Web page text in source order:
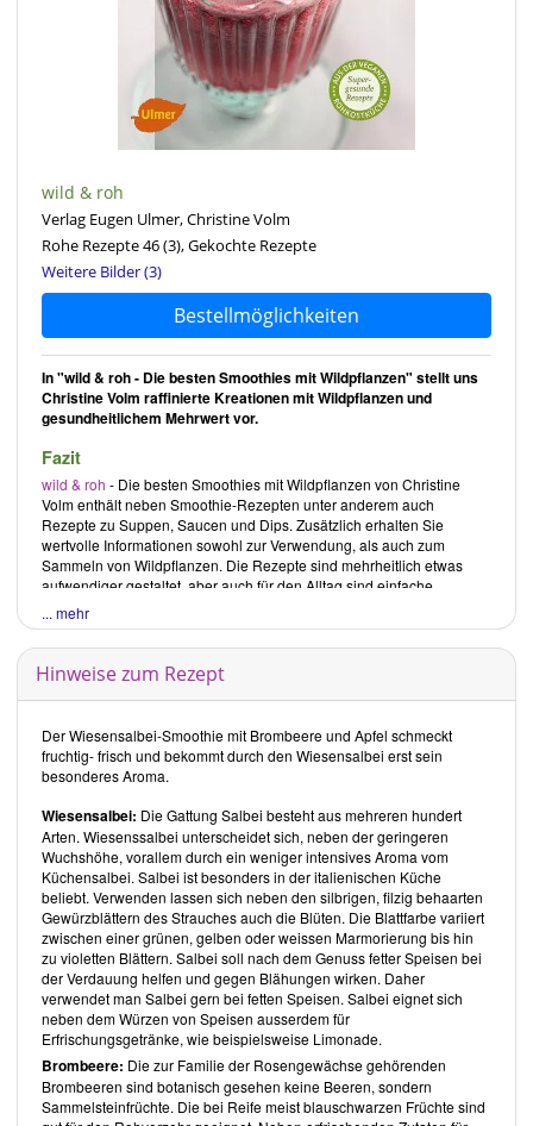
wild & roh
Verlag Eugen Ulmer, Christine Volm
Rohe Rezepte 46(3), Gekochte Rezepte
Weitere Bilder (3)
Bestellmöglichkeiten
In "wild & roh - Die besten Smoothies mit Wildpflanzen" stellt uns
Christine Volm raffinierte Kreationen mit Wildpflanzen und
gesundheitlichem Mehrwert vor.
Fazit
wild & roh - Die besten Smoothies mit Wildpflanzen von Christine
Volmenthält neben Smoothie-Rezepten unter anderem auch
Rezepte zu Suppen, Saucen und Dips. Zusätzlich erhalten Sie
wertvolle Informationen sowohl zur Verwendung, als auch zum
Sammeln von Wildpflanzen. Die Rezepte sind mehrheitlich etwas
aufwendiger gestaltet, aber auch für den Alltag sind einfache
Smoothies mit wenigen und gängigen Zutaten geboten.
wild & roh- Die besten Smoothies mit Wildpflanzen
Volmenthält köstliche Smoothie-Rezepte, die neben dem
gesundheitlichen Vorteil auch optisch punkten. Durch die
informativen Hinweise zum Sammeln und Verwenden von
Wildpflanzen, gelingt es dem experimentierfreudigen Leser, neben
dem klassischen Smoothie auch Suppen, Saucen, Aufstriche, Dips,
Puddings oder Eis zu zaubern.
Die Rezepte sind mit zahlreichen wertvollen Zusatzinformationen zu
Wirkungen von Wildpflanzen und Superfood versehen. Die
anschaulichen Abbildungen zu jeder einzelnen Smoothie-Kreation
verdeutlichen, wie vielseitig Wildpflanzen in Smoothies einsetzbar
sind.
Warnsymbole machen auf Wildpflanzen aufmerksam, die in
grösseren Mengen bedenklich sind, oder wo Verwechslungsgefahr
mit giftigen Pflanzen besteht.
Zubereitungsalternativen geben Hilfestellungen, falls Sie eine Zutat
nicht finden können. Des Weiteren erfahren Sie vonChristine Volm
wie man durch kleine Abwandlungen beispielswiese aus einem
Smoothie ein cremiges Eis kreieren kann. Gerade bei langen
Einweich- oder Wartezeiten wäre jedoch eine zusätzliche Angabe der
Zubereitungsdauer für die Planung in der Küche hilfreich.
Mitwild & roh- Die besten Smoothies mit WildpflanzenvonChristine
Volmerhält der Lesende nicht nur 45 rohe Smoothie-Rezepte, die
... mehr
Hinweise zum Rezept
Der Wiesensalbei-Smoothie mit Brombeere und Apfel schmeckt
fruchtig- frisch und bekommt durch den Wiesensalbei erst sein
besonderes Aroma.
Wiesensalbei: Die Gattung Salbei besteht aus mehreren hundert
Arten. Wiesenssalbei unterscheidet sich, neben der geringeren
Wuchshöhe, vorallem durch ein weniger intensives Aroma vom
Küchensalbei. Salbei ist besonders in der italienischen Küche
beliebt. Verwenden lassen sich neben den silbrigen, filzig behaarten
Gewürzblättern des Strauches auch die Blüten. Die Blattfarbe variiert
zwischen einer grünen, gelben oder weissen Marmorierung bis hin
zu violetten Blättern. Salbei soll nach dem Genuss fetter Speisen bei
der Verdauung helfen und gegen Blähungen wirken. Daher
verwendet man Salbei gern bei fetten Speisen. Salbei eignet sich
neben dem Würzen von Speisen ausserdem für
Erfrischungsgetränke, wie beispielsweise Limonade.
Brombeere: Die zur Familie der Rosengewächse gehörenden
Brombeeren sind botanisch gesehen keine Beeren, sondern
Sammelsteinfrüchte. Die bei Reife meist blauschwarzen Früchte sind